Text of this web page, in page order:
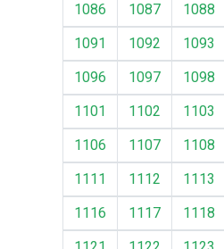
1086
1087 1088
1091
1092 1093
1096
1097 1098
1101
1102 1103
1106
1107 1108
1111
1112 1113
1116
1117 1118